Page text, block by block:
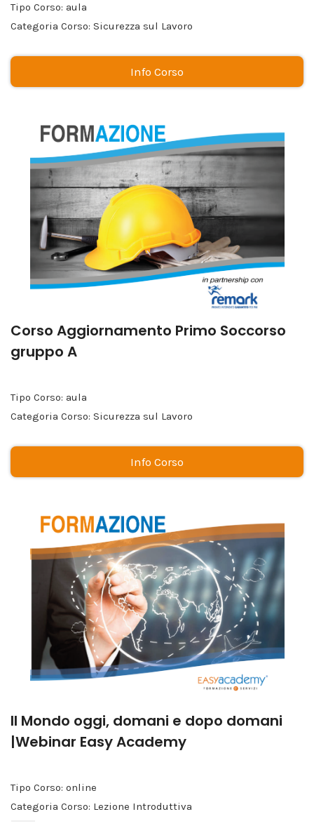
Tipo Corso: aula
Categoria Corso: Sicurezza sul Lavoro
Info Corso
Corso Aggiornamento Primo Soccorso
gruppo A
Tipo Corso: aula
Categoria Corso: Sicurezza sul Lavoro
Info Corso
Il Mondo oggi, domani e dopo domani
|Webinar Easy Academy
Tipo Corso: online
Categoria Corso: Lezione Introduttiva